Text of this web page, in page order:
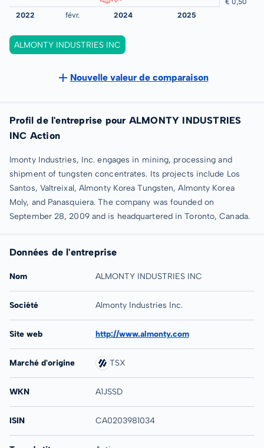
ALMONTY INDUSTRIES INC
Nouvelle valeur de comparaison
Profil de l'entreprise pour ALMONTY INDUSTRIES
INC Action
lmonty Industries, Inc. engages in mining, processing and
shipment of tungsten concentrates. Its projects include Los
Santos, Valtreixal, Almonty Korea Tungsten, Almonty Korea
Moly, and Panasquiera. The company was founded on
September 28, 2009 and is headquartered in Toronto, Canada.
Données de l'entreprise
Nom ALMONTY INDUSTRIES INC
Société Almonty Industries Inc.
Site web http://www.almonty.com
Marché d'origine TSX
WKN A1JSSD
ISIN CA0203981034